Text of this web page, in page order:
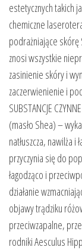
estetycznych takich
chemiczne
podrażniające skórę
znosi wszystkie
zasinienie skóry i
zaczerwienienie i
SUBSTANCJE
(masło Shea) –
natłuszcza, nawilża
przyczynia się do
łagodząco i
działanie
objawy trądziku
przeciwzapalne,
rodniki Aesculus